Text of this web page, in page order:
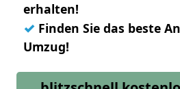
erhalten!
✓ Finden Sie das beste
Umzug!